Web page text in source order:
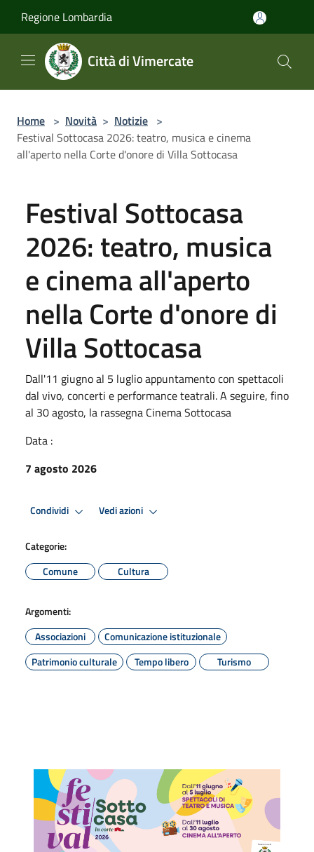
Regione Lombardia
Città di Vimercate
Home > Novità > Notizie >
Festival Sottocasa 2026: teatro, musica e cinema
all'aperto nella Corte d'onore di Villa Sottocasa
Festival Sottocasa
2026: teatro, musica
e cinema all'aperto
nella Corte d'onore di
Villa Sottocasa
Dall'11 giugno al 5 luglio appuntamento con spettacoli
dal vivo, concerti e performance teatrali. A seguire, fino
al 30 agosto, la rassegna Cinema Sottocasa
Data :
7 agosto 2026
Condividi Vedi azioni
Categorie:
Comune
Cultura
Argomenti:
Associazioni
Comunicazione istituzionale
Patrimonio culturale
Tempo libero Turismo